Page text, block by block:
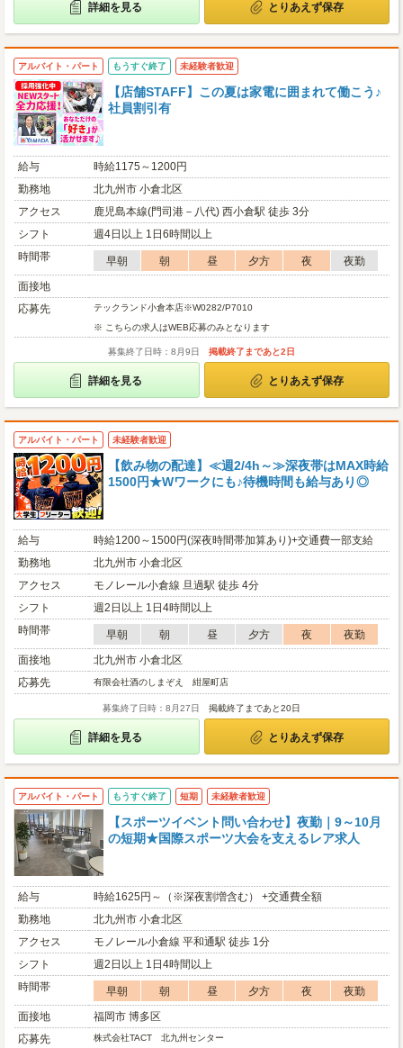
詳細を見る とりあえず保存
アルバイト・パート もうすぐ終了 未経験者歓迎
【店舗STAFF】この夏は家電に囲まれて働こう♪
社員割引有
給与
時給1175～1200円
勤務地
北九州市 小倉北区
アクセス
鹿児島本線(門司港－八代) 西小倉駅 徒歩 3分
シフト
週4日以上 1日6時間以上
時間帯
早朝 朝 昼 夕方 夜
夜勤
面接地
応募先
テックランド小倉本店※W0282/P7010
※ こちらの求人はWEB応募のみとなります
募集終了日時：8月9日 掲載終了まであと2日
詳細を見る とりあえず保存
アルバイト・パート 未経験者歓迎
【飲み物の配達】≪週2/4h～≫深夜帯はMAX時給
1500円★Wワークにも♪待機時間も給与あり◎
給与
時給1200～1500円(深夜時間帯加算あり)+交通費一部支給
勤務地
北九州市 小倉北区
アクセス
モノレール小倉線 旦過駅 徒歩 4分
シフト
週2日以上 1日4時間以上
時間帯
早朝 朝 昼 夕方 夜
夜勤
面接地
北九州市 小倉北区
応募先
有限会社酒のしまぞえ 紺屋町店
募集終了日時：8月27日 掲載終了まであと20日
詳細を見る とりあえず保存
アルバイト・パート もうすぐ終了 短期 未経験者歓迎
【スポーツイベント問い合わせ】夜勤｜9～10月
の短期★国際スポーツ大会を支えるレア求人
給与
時給1625円～（※深夜割増含む） +交通費全額
勤務地
北九州市 小倉北区
アクセス
モノレール小倉線 平和通駅 徒歩 1分
シフト
週2日以上 1日4時間以上
時間帯
早朝 朝 昼 夕方 夜
夜勤
面接地
福岡市 博多区
応募先
株式会社TACT 北九州センター